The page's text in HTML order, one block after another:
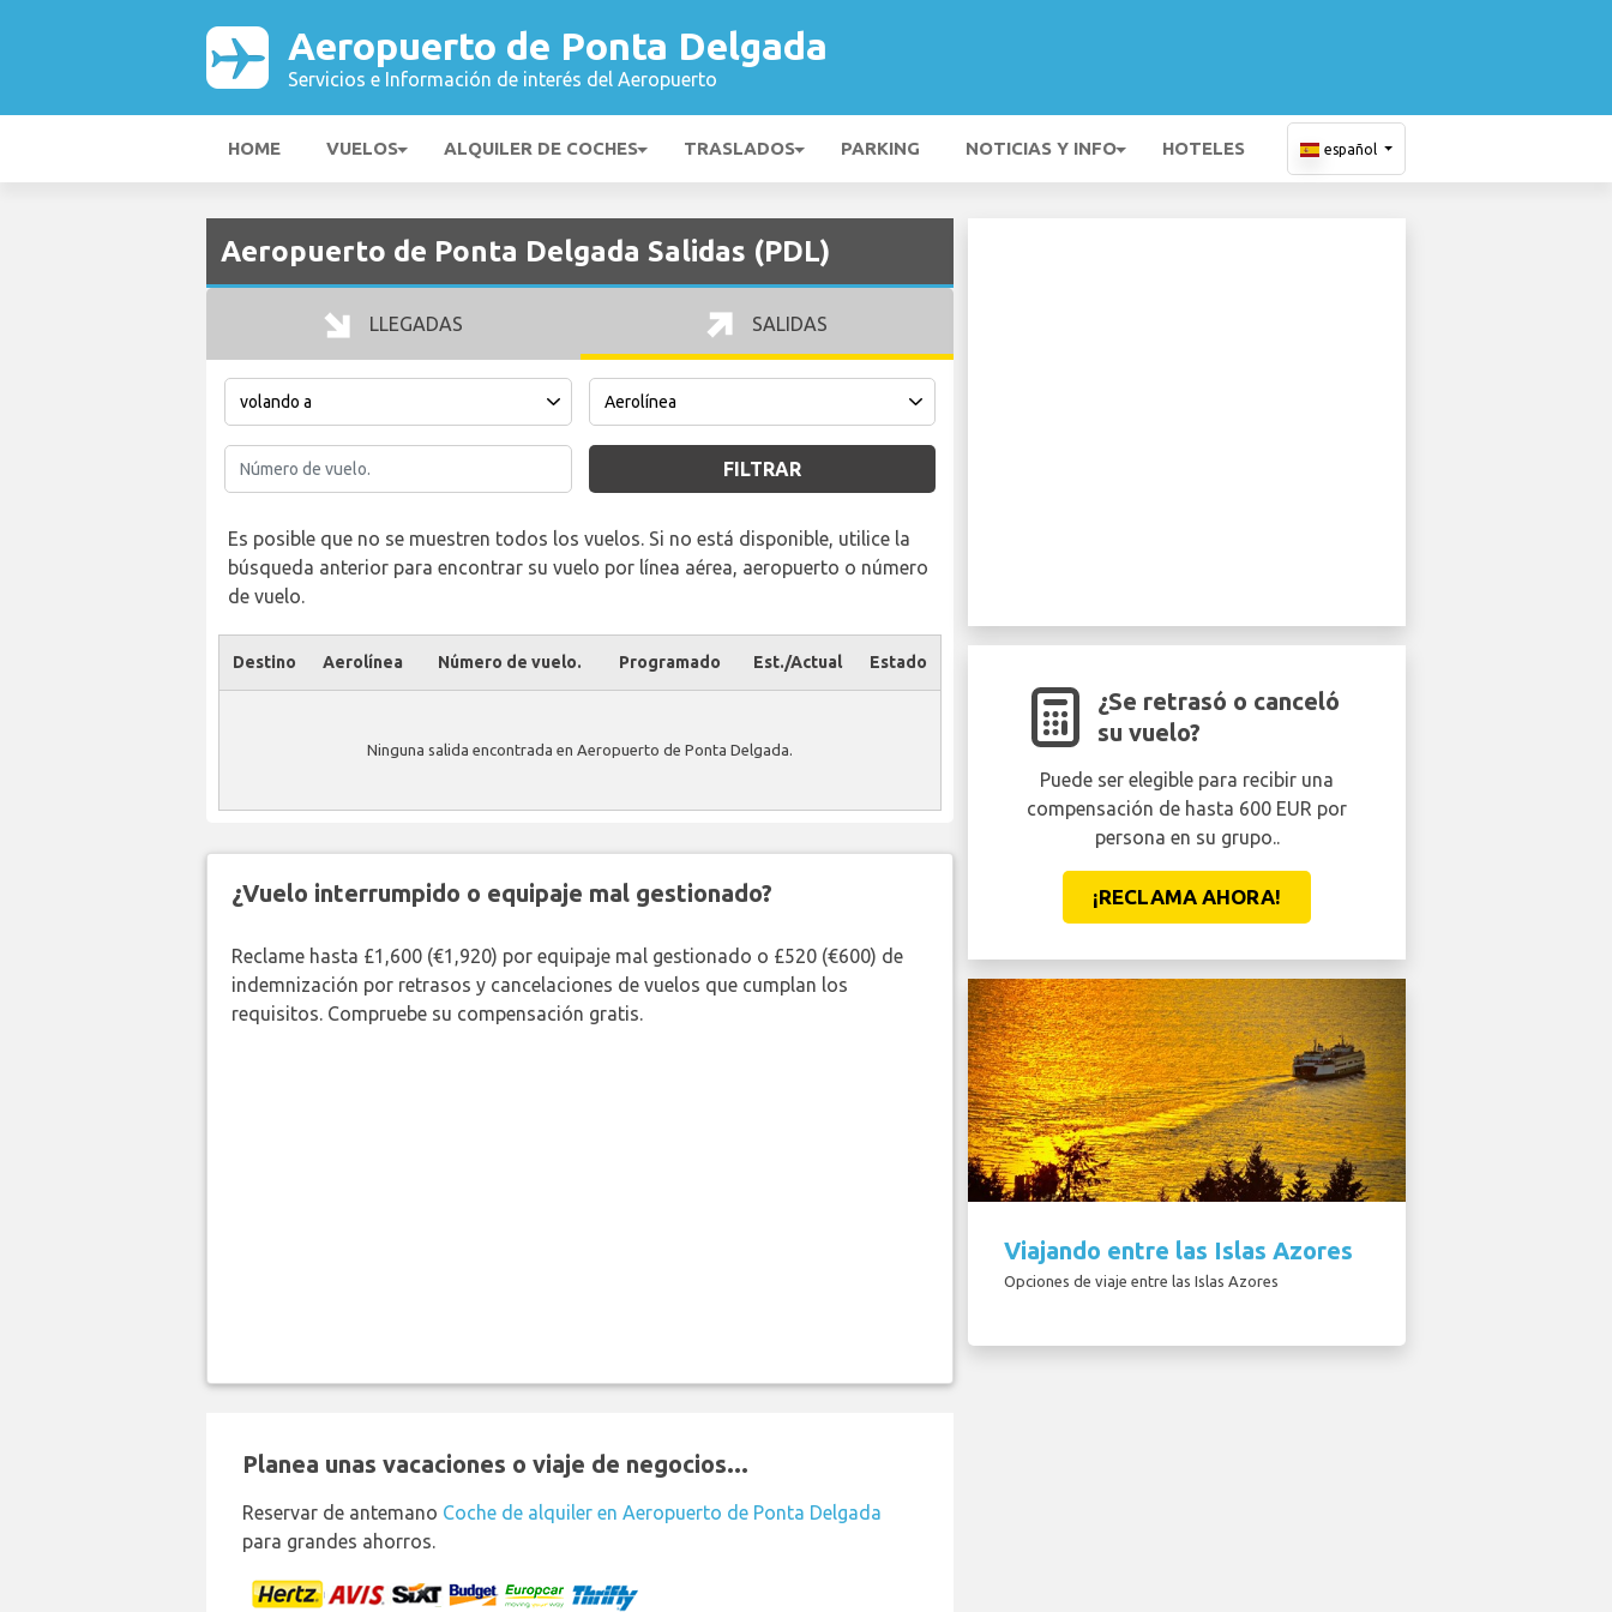
Aeropuerto de Ponta Delgada
Servicios e Información de interés del Aeropuerto
HOME VUELOS ALQUILER DE COCHES TRASLADOS PARKING NOTICIAS Y INFO HOTELES español
Aeropuerto de Ponta Delgada Salidas (PDL)
LLEGADAS SALIDAS
FILTRAR
Es posible que no se muestren todos los vuelos. Si no está disponible, utilice la
búsqueda anterior para encontrar su vuelo por línea aérea, aeropuerto o número
de vuelo.
Destino Aerolínea Número de vuelo. Programado Est./Actual Estado
Ninguna salida encontrada en Aeropuerto de Ponta Delgada.
¿Vuelo interrumpido o equipaje mal gestionado?
Reclame hasta £1,600 (€1,920) por equipaje mal gestionado o £520 (€600) de
indemnización por retrasos y cancelaciones de vuelos que cumplan los
requisitos. Compruebe su compensación gratis.
Planea unas vacaciones o viaje de negocios...
Reservar de antemano Coche de alquiler en Aeropuerto de Ponta Delgada
para grandes ahorros.
¿Se retrasó o canceló
su vuelo?
Puede ser elegible para recibir una
compensación de hasta 600 EUR por
persona en su grupo..
¡RECLAMA AHORA!
Viajando entre las Islas Azores
Opciones de viaje entre las Islas Azores